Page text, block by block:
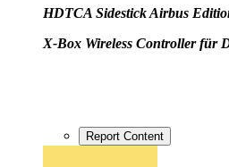
HDTCA Sidestick Airbus
X-Box Wireless Controller für
Report Content